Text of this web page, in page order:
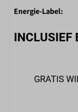
Energie-Label:
INCLUSIEF
GRATIS